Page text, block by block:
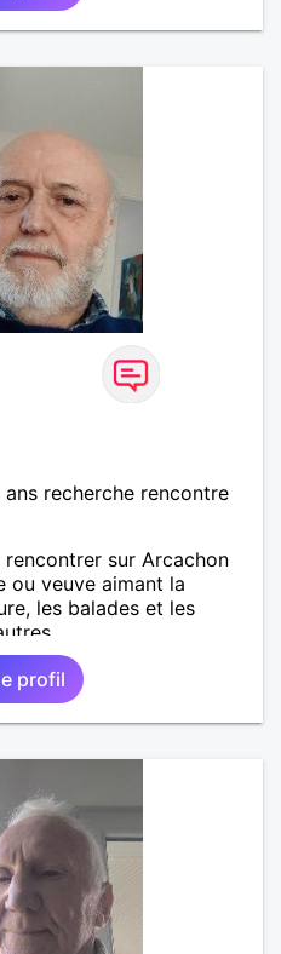
recherche rencontre
sur Arcachon
ou veuve aimant la
les balades et les
profil